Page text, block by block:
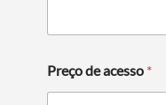
Preço de acesso *